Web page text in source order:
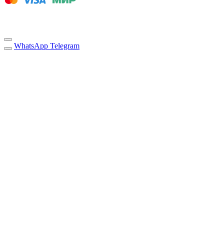
WhatsApp Telegram